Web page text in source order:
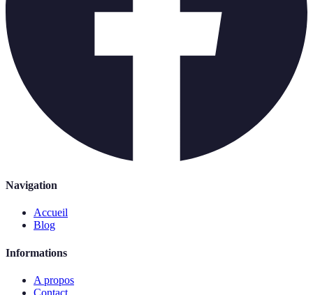
Navigation
Accueil
Blog
Informations
A propos
Contact